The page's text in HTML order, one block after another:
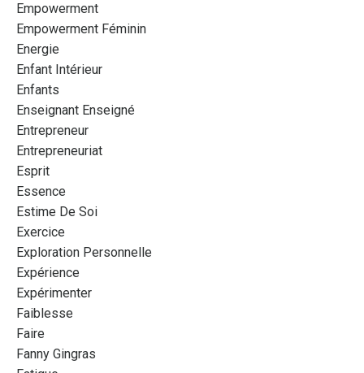
Empowerment
Empowerment Féminin
Energie
Enfant Intérieur
Enfants
Enseignant Enseigné
Entrepreneur
Entrepreneuriat
Esprit
Essence
Estime De Soi
Exercice
Exploration Personnelle
Expérience
Expérimenter
Faiblesse
Faire
Fanny Gingras